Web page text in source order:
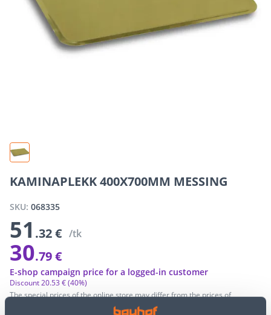
KAMINAPLEKK 400X700MM MESSING
SKU: 068335
51 .32 € /tk
30.79 €
The special prices of the online store may differ from the prices of
Discount20.53 €(40%)
E-shop campaign price for a logged-in customer